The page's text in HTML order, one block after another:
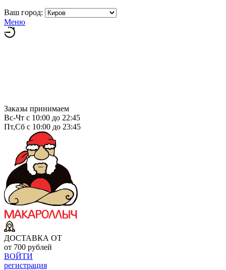
Ваш город:
Меню
Заказы принимаем
Вс-Чт с 10:00 до 22:45
Пт,Сб с 10:00 до 23:45
ДОСТАВКА ОТ
от 700 рублей
ВОЙТИ
регистрация